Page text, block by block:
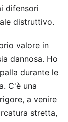
difensori
distruttivo.
valore in
dannosa. Ho
durante le
C'è una
a venire
stretta,